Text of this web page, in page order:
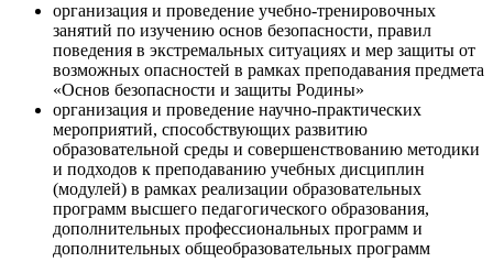
организация и проведение учебно-тренировочных
занятий по изучению основ безопасности, правил
поведения в экстремальных ситуациях и мер защиты от
возможных опасностей в рамках преподавания предмета
«Основ безопасности и защиты Родины»
организация и проведение научно-практических
мероприятий, способствующих развитию
образовательной среды и совершенствованию методики
и подходов к преподаванию учебных дисциплин
(модулей) в рамках реализации образовательных
программ высшего педагогического образования,
дополнительных профессиональных программ и
дополнительных общеобразовательных программ